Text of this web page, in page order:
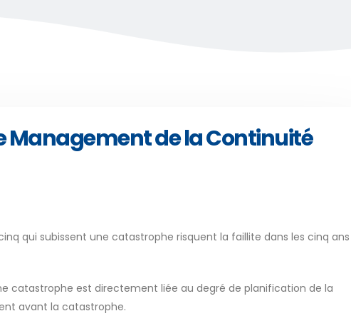
Management de la Continuité
qui subissent une catastrophe risquent la faillite dans les cinq ans
catastrophe est directement liée au degré de planification de la
avant la catastrophe.